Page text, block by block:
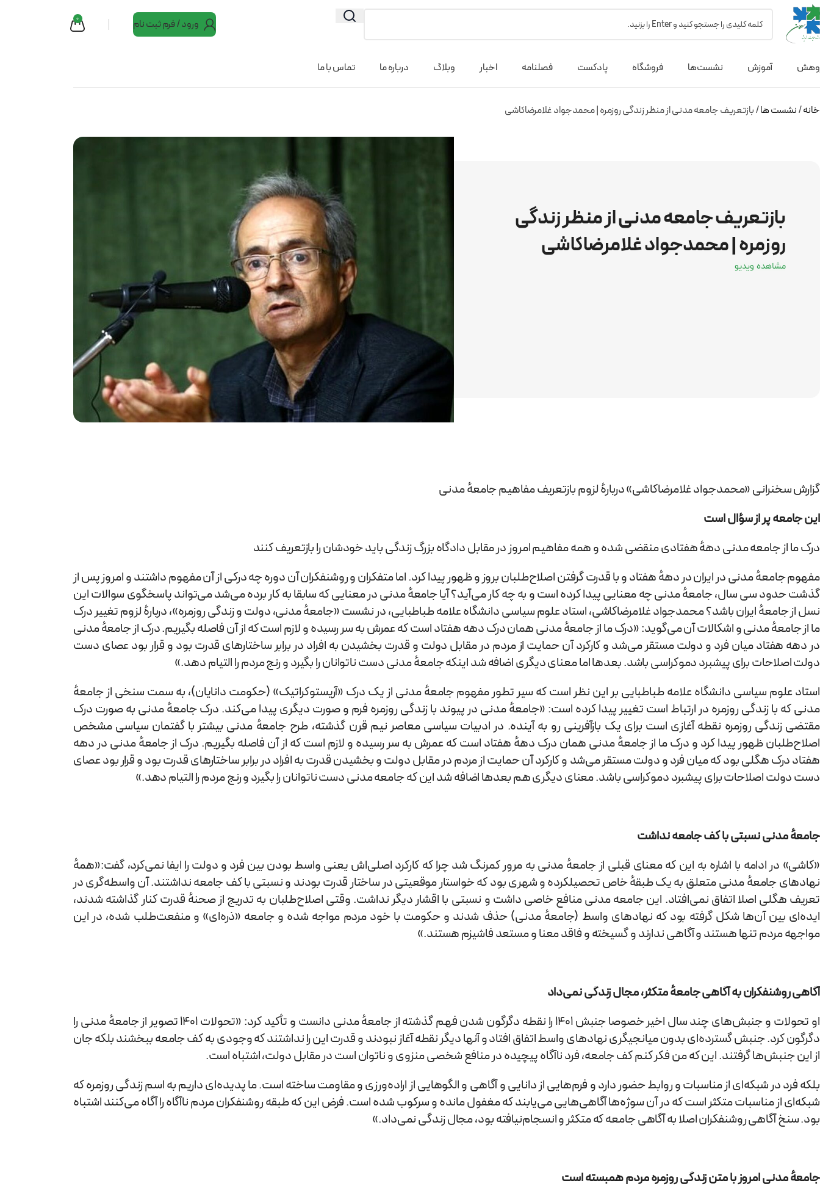
ورود / فرم ثبت نام 0
آموزش نشست‌ها فروشگاه پادکست فصلنامه اخبار وبلاگ درباره ما تماس با ما
خانه نشست ها بازتعریف جامعه مدنی از منظر زندگی روزمره | محمدجواد غلامرضاکاشی
بازتعریف جامعه مدنی از منظر زندگی
روزمره | محمدجواد غلامرضاکاشی
مشاهده ویدیو
گزارش سخنرانی «محمدجواد غلامرضاکاشی» دربارهٔ لزوم بازتعریف مفاهیم جامعهٔ مدنی
این جامعه پر از سؤال است
درک ما از جامعه مدنی دههٔ هفتادی منقضی شده و همه مفاهیم امروز در مقابل دادگاه بزرگ زندگی باید خودشان را بازتعریف کنند
مفهوم جامعهٔ مدنی در ایران در دههٔ هفتاد و با قدرت گرفتن اصلاح‌طلبان بروز و ظهور پیدا کرد. اما متفکران و روشنفکران آن دوره چه درکی از آن مفهوم داشتند و امروز پس از
گذشت حدود سی سال، جامعهٔ مدنی چه معنایی پیدا کرده است و به چه کار می‌آید؟ آیا جامعهٔ مدنی در معنایی که سابقا به کار برده می‌شد می‌تواند پاسخگوی سوالات این
نسل از جامعهٔ ایران باشد؟ محمدجواد غلامرضاکاشی، استاد علوم سیاسی دانشگاه علامه طباطبایی، در نشست «جامعهٔ مدنی، دولت و زندگی روزمره»، دربارهٔ لزوم تغییر درک
ما از جامعهٔ مدنی و اشکالات آن می‌گوید: «درک ما از جامعهٔ مدنی همان درک دهه هفتاد است که عمرش به سر رسیده و لازم است که از آن فاصله بگیریم. درک از جامعهٔ مدنی
در دهه هفتاد میان فرد و دولت مستقر می‌شد و کارکرد آن حمایت از مردم در مقابل دولت و قدرت بخشیدن به افراد در برابر ساختارهای قدرت بود و قرار بود عصای دست
دولت اصلاحات برای پیشبرد دموکراسی باشد. بعدها اما معنای دیگری اضافه شد اینکه جامعهٔ مدنی دست ناتوانان را بگیرد و رنج مردم را التیام دهد.»
استاد علوم سیاسی دانشگاه علامه طباطبایی بر این نظر است که سیر تطور مفهوم جامعهٔ مدنی از یک درک «آریستوکراتیک» (حکومت دانایان)، به سمت سنخی از جامعهٔ
مدنی که با زندگی روزمره در ارتباط است تغییر پیدا کرده است: «جامعهٔ مدنی در پیوند با زندگی روزمره فرم و صورت دیگری پیدا می‌کند. درک جامعهٔ مدنی به صورت درک
مقتضی زندگی روزمره نقطه آغازی است برای یک بازآفرینی رو به آینده. در ادبیات سیاسی معاصر نیم قرن گذشته، طرح جامعهٔ مدنی بیشتر با گفتمان سیاسی مشخص
اصلاح‌طلبان ظهور پیدا کرد و درک ما از جامعهٔ مدنی همان درک دههٔ هفتاد است که عمرش به سر رسیده و لازم است که از آن فاصله بگیریم. درک از جامعهٔ مدنی در دهه
هفتاد درک هگلی بود که میان فرد و دولت مستقر می‌شد و کارکرد آن حمایت از مردم در مقابل دولت و بخشیدن قدرت به افراد در برابر ساختارهای قدرت بود و قرار بود عصای
دست دولت اصلاحات برای پیشبرد دموکراسی باشد. معنای دیگری هم بعدها اضافه شد این که جامعه مدنی دست ناتوانان را بگیرد و رنج مردم را التیام دهد.»
جامعهمدنی نسبتی با کف جامعه نداشت
«کاشی» در ادامه با اشاره به این که معنای قبلی از جامعهٔ مدنی به مرور کمرنگ شد چرا که کارکرد اصلی‌اش یعنی واسط بودن بین فرد و دولت را ایفا نمی‌کرد، گفت:«همهٔ
نهادهای جامعهٔ مدنی متعلق به یک طبقهٔ خاص تحصیلکرده و شهری بود که خواستار موقعیتی در ساختار قدرت بودند و نسبتی با کف جامعه نداشتند. آن واسطه‌گری در
تعریف هگلی اصلا اتفاق نمی‌افتاد. این جامعه مدنی منافع خاصی داشت و نسبتی با اقشار دیگر نداشت. وقتی اصلاح‌طلبان به تدریج از صحنهٔ قدرت کنار گذاشته شدند،
ایده‌ای بین آن‌ها شکل گرفته بود که نهادهای واسط (جامعهٔ مدنی) حذف شدند و حکومت با خود مردم مواجه شده و جامعه «ذره‌ای» و منفعت‌طلب شده، در این
مواجهه مردم تنها هستند و آگاهی ندارند و گسیخته و فاقد معنا و مستعد فاشیزم هستند.»
آگاهی روشنفکران به آگاهی جامعهمتکثر، مجال زندگی نمی‌داد
او تحولات و جنبش‌های چند سال اخیر خصوصا جنبش ۱۴۰۱ را نقطه دگرگون شدن فهم گذشته از جامعهٔ مدنی دانست و تأکید کرد: «تحولات ۱۴۰۱ تصویر از جامعهٔ مدنی را
دگرگون کرد. جنبش گسترده‌ای بدون میانجیگری نهادهای واسط اتفاق افتاد و آنها دیگر نقطه آغاز نبودند و قدرت این را نداشتند که وجودی به کف جامعه ببخشند بلکه جان
از این جنبش‌ها گرفتند. این که من فکر کنم کف جامعه، فرد ناآگاه پیچیده در منافع شخصی منزوی و ناتوان است در مقابل دولت، اشتباه است.
بلکه فرد در شبکه‌ای از مناسبات و روابط حضور دارد و فرم‌هایی از دانایی و آگاهی و الگوهایی از اراده‌ورزی و مقاومت ساخته است. ما پدیده‌ای داریم به اسم زندگی روزمره که
شبکه‌ای از مناسبات متکثر است که در آن سوژه‌ها آگاهی‌هایی می‌یابند که مغفول مانده و سرکوب شده است. فرض این که طبقه روشنفکران مردم ناآگاه را آگاه می‌کنند اشتباه
بود. سنخ آگاهی روشنفکران اصلا به آگاهی جامعه که متکثر و انسجام‌نیافته بود، مجال زندگی نمی‌داد.»
جامعهمدنی امروز با متن زندگی روزمره مردم همبسته است